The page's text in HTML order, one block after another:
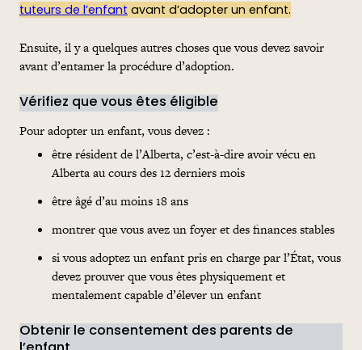
tuteurs de l’enfant avant d’adopter un enfant.
Ensuite, il y a quelques autres choses que vous devez savoir
avant d’entamer la procédure d’adoption.
Vérifiez que vous êtes éligible
Pour adopter un enfant, vous devez :
être résident de l’Alberta, c’est-à-dire avoir vécu en
Alberta au cours des 12 derniers mois
être âgé d’au moins 18 ans
montrer que vous avez un foyer et des finances stables
si vous adoptez un enfant pris en charge par l’État, vous
devez prouver que vous êtes physiquement et
mentalement capable d’élever un enfant
Obtenir le consentement des parents de